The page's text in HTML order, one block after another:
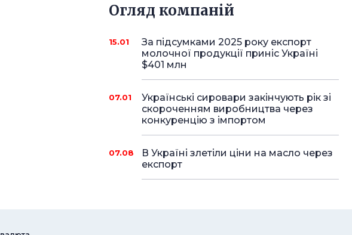
Огляд компаній
15.01
За підсумками 2025 року експорт
молочної продукції приніс Україні
$401 млн
07.01
Українські сировари закінчують рік зі
скороченням виробництва через
конкуренцію з імпортом
07.08
В Україні злетіли ціни на масло через
експорт